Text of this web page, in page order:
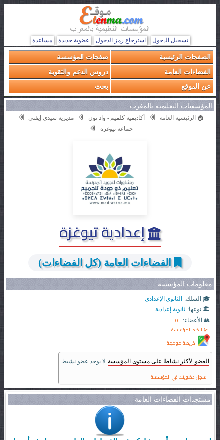
تسجيل الدخول استرجاع رمز الدخول عضوية جديدة مساعدة
الصفحات الرئيسية
صفحات المؤسسة
الفضاءات العامة
دروس الدعم والتقوية
عن الموقع
بحث
المؤسسات التعليمية بالمغرب
🏠 الرئيسية العامة أكاديمية كلميم - واد نون
مديرية سيدي إيفني
جماعة تيوغزة
إعدادية تيوغزة
الفضاءات العامة (كل الفضاءات)
معلومات المؤسسة
🎓 السلك: الثانوي الإعدادي
🏛️ نوعها: ثانوية إعدادية
👥 الأعضاء:
0
✨ انضم للمؤسسة
خريطة موجهة
العضو الأكثر نشاطا على مستوى المؤسسة لا يوجد عضو نشيط
سجل عضويتك في المؤسسة
مستجدات الفضاءات العامة